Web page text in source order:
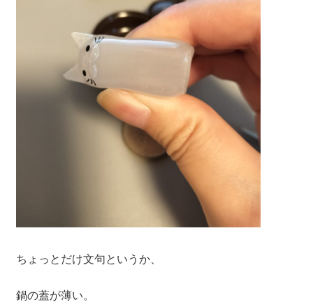
ちょっとだけ文句というか、
鍋の蓋が薄い。